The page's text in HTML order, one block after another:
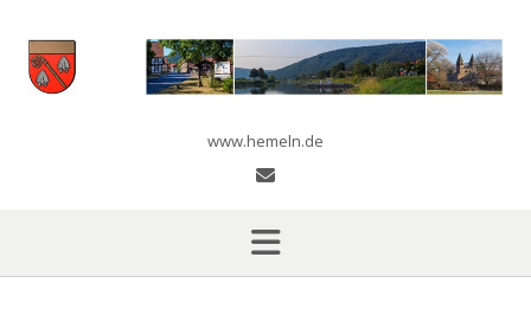
content
www.hemeln.de